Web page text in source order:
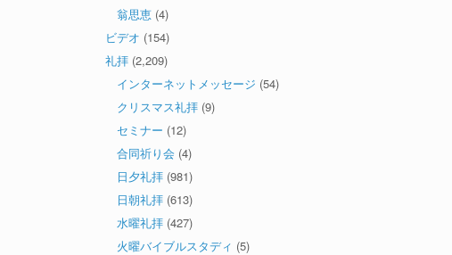
翁思恵 (4)
ビデオ (154)
礼拝 (2,209)
インターネットメッセージ (54)
クリスマス礼拝 (9)
セミナー (12)
合同祈り会 (4)
日夕礼拝 (981)
日朝礼拝 (613)
水曜礼拝 (427)
火曜バイブルスタディ (5)